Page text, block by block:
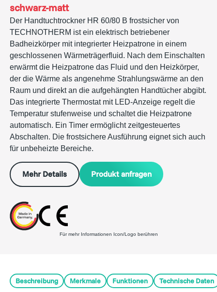
schwarz-matt
Der Handtuchtrockner HR 60/80 B frostsicher von
TECHNOTHERM ist ein elektrisch betriebener
Badheizkörper mit integrierter Heizpatrone in einem
geschlossenen Wärmeträgerfluid. Nach dem Einschalten
erwärmt die Heizpatrone das Fluid und den Heizkörper,
der die Wärme als angenehme Strahlungswärme an den
Raum und direkt an die aufgehängten Handtücher abgibt.
Das integrierte Thermostat mit LED-Anzeige regelt die
Temperatur stufenweise und schaltet die Heizpatrone
automatisch. Ein Timer ermöglicht zeitgesteuertes
Abschalten. Die frostsichere Ausführung eignet sich auch
für unbeheizte Bereiche.
Mehr Details Produkt anfragen
Für mehr Informationen Icon/Logo berühren
Beschreibung Merkmale Funktionen Technische Daten